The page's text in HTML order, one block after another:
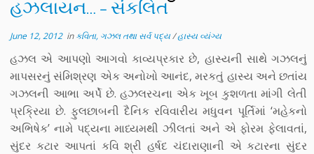
હઝલાયન… – સંકલિત
June 12, 2012inકવિતા, ગઝલ તથા સર્વ પદ્ય/હાસ્ય વ્યંગ્ય
હઝલ એ આપણો આગવો કાવ્યપ્રકાર છે, હાસ્યની સાથે ગઝલનું
માપસરનું સંમિશ્રણ એક અનોખો આનંદ, મરકતું હાસ્ય અને છતાંય
ગઝલની આભા અર્પે છે. હઝલરચના એક ખૂબ કુશળતા માંગી લેતી
પ્રક્રિયા છે. ફુલછાબની દૈનિક રવિવારીય મધુવન પૂર્તિમાં ‘મહેકનો
અભિષેક’ નામે પદ્યના માધ્યમથી ઝીલતાં અને એ ફોરમ ફેલાવતાં,
સુંદર કટાર આપતાં કવિ શ્રી હર્ષદ ચંદારાણાની એ કટારના સુંદર